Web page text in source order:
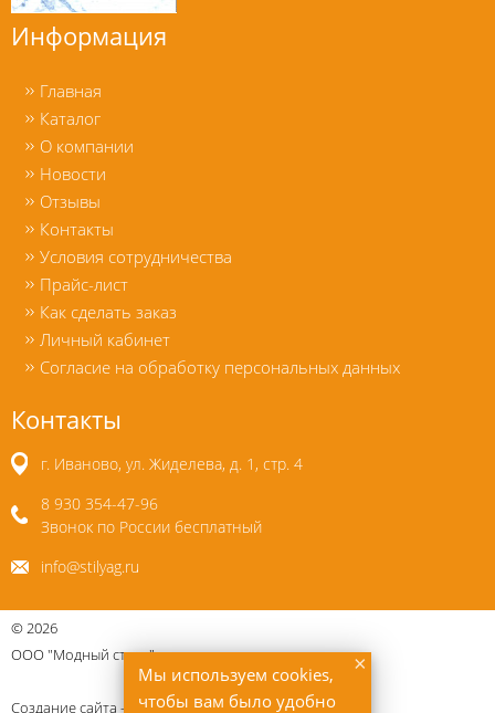
×
Мы используем cookies,
чтобы вам было удобно
Информация
Главная
Каталог
О компании
Новости
Отзывы
Контакты
Условия сотрудничества
Прайс-лист
Как сделать заказ
Личный кабинет
Согласие на обработку персональных данных
Контакты
г. Иваново, ул. Жиделева, д. 1, стр. 4
8 930 354-47-96
Звонок по России бесплатный
info@stilyag.ru
©2026
ООО "Модный стиль"
Создание сайта — Uberweb.ru